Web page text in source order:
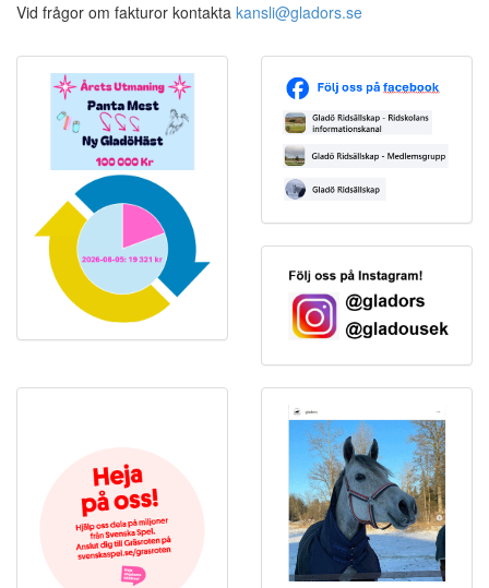
Vid frågor om fakturor kontakta kansli@gladors.se